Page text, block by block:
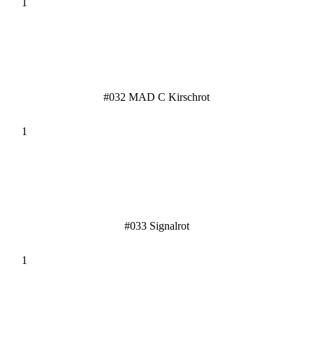
#032 MAD C Kirschrot
#033 Signalrot